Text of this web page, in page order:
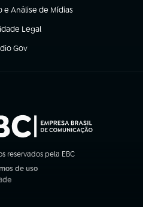
Análise de Mídias
Legal
nova aba)
Gov
em nova aba)
reservados pela EBC
de uso
em nova aba)